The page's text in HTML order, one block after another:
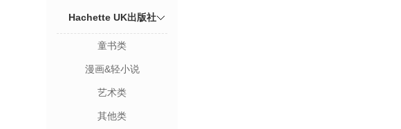
Hachette UK出版社
童书类
漫画&轻小说
艺术类
其他类